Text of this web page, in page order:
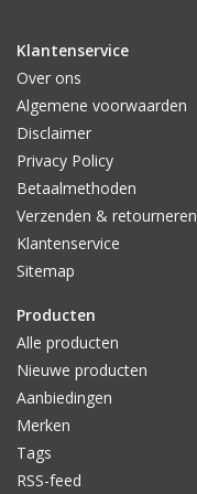
Klantenservice
Over ons
Algemene voorwaarden
Disclaimer
Privacy Policy
Betaalmethoden
Verzenden & retourneren
Klantenservice
Sitemap
Producten
Alle producten
Nieuwe producten
Aanbiedingen
Merken
Tags
RSS-feed